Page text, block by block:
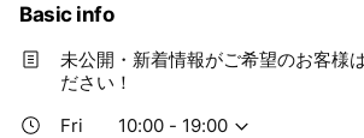
Basic info
未公開・新着情報がご希望のお客様
ださい！
Fri
10:00 - 19:00